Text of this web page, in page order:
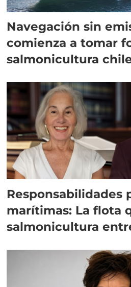
Navegación sin
comienza a tomar
salmonicultura
Responsabilidades
marítimas: La flota
salmonicultura